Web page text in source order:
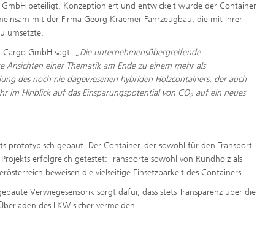
beteiligt. Konzeptioniert und entwickelt wurde der Container
mit der Firma Georg Kraemer Fahrzeugbau, die mit Ihrer
umsetzte.
GmbH sagt: „Die unternehmensübergreifende
Ansichten einer Thematik am Ende zu einem mehr als
des noch nie dagewesenen hybriden Holzcontainers, der auch
im Hinblick auf das Einsparungspotential von CO2 auf ein neues
prototypisch gebaut. Der Container, der sowohl für den Transport
erfolgreich getestet: Transporte sowohl von Rundholz als
beweisen die vielseitige Einsetzbarkeit des Containers.
Verwiegesensorik sorgt dafür, dass stets Transparenz über die
des LKW sicher vermeiden.